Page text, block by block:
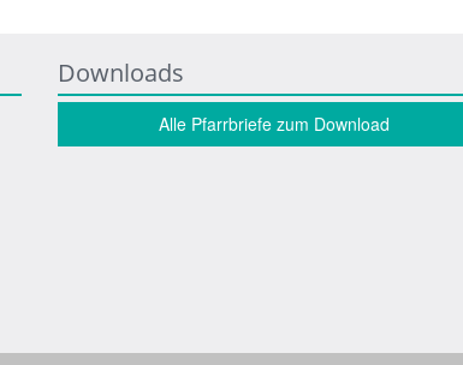
Downloads
Alle Pfarrbriefe zum Download